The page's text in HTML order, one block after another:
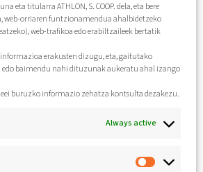
eta titularra ATHLON, S. COOP. dela, eta bere
web-orriaren funtzionamendua ahalbidetzeko
web-trafikoa edo erabiltzaileek bertatik
erakusten dizugu, eta, gaitutako
baimendu nahi dituzunak aukeratu ahal izango
buruzko informazio zehatza kontsulta dezakezu.
Always active